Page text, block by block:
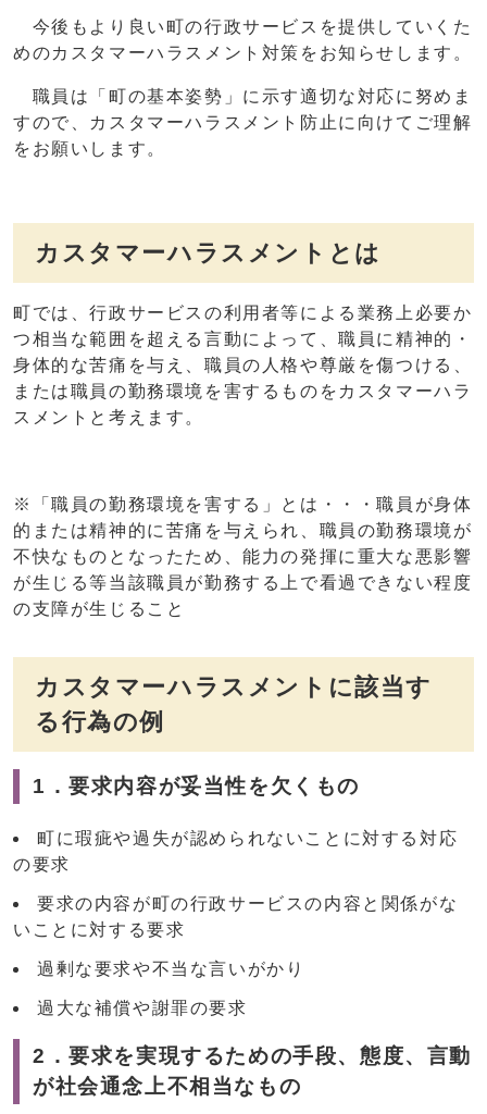
今後もより良い町の行政サービスを提供していくた
めのカスタマーハラスメント対策をお知らせします。
職員は「町の基本姿勢」に示す適切な対応に努めま
すので、カスタマーハラスメント防止に向けてご理解
をお願いします。
カスタマーハラスメントとは
町では、行政サービスの利用者等による業務上必要か
つ相当な範囲を超える言動によって、職員に精神的・
身体的な苦痛を与え、職員の人格や尊厳を傷つける、
または職員の勤務環境を害するものをカスタマーハラ
スメントと考えます。
※「職員の勤務環境を害する」とは・・・職員が身体
的または精神的に苦痛を与えられ、職員の勤務環境が
不快なものとなったため、能力の発揮に重大な悪影響
が生じる等当該職員が勤務する上で看過できない程度
の支障が生じること
カスタマーハラスメントに該当す
る行為の例
1．要求内容が妥当性を欠くもの
町に瑕疵や過失が認められないことに対する対応
の要求
要求の内容が町の行政サービスの内容と関係がな
いことに対する要求
過剰な要求や不当な言いがかり
過大な補償や謝罪の要求
2．要求を実現するための手段、態度、言動
が社会通念上不相当なもの